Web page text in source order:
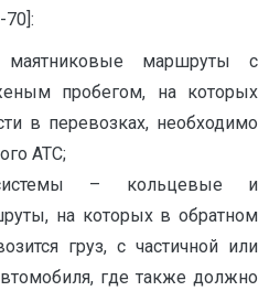
70]:
маршруты с
пробегом, на которых
в перевозках, необходимо
АТС;
– кольцевые и
на которых в обратном
груз, с частичной или
где также должно